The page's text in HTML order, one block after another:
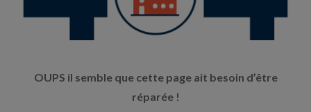
OUPS il semble que cette page ait besoin d’être
réparée !